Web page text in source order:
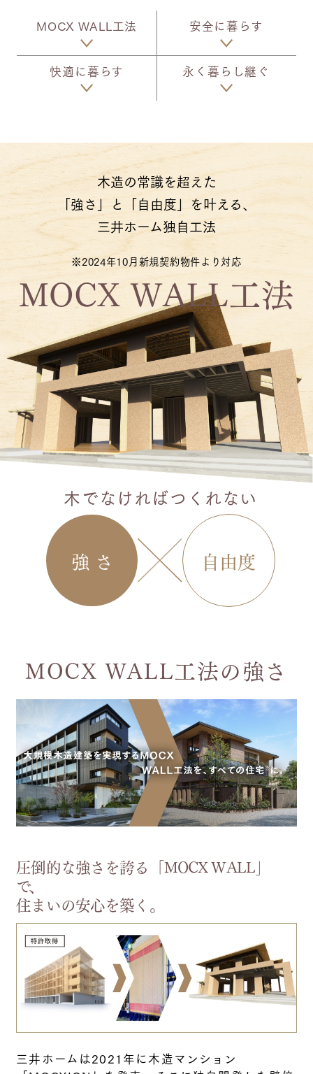
MOCX WALL工法 安全に暮らす
快適に暮らす 永く暮らし継ぐ
木造の常識を超えた
「強さ」と「自由度」を叶える、
三井ホーム独自工法
MOCX WALL工法
※2024年10月新規契約物件より対応
木でなければつくれない
強 さ 自由度
MOCX WALL工法の強さ
圧倒的な強さを誇る「MOCX WALL」
で、
住まいの安心を築く。
三井ホームは2021年に木造マンション